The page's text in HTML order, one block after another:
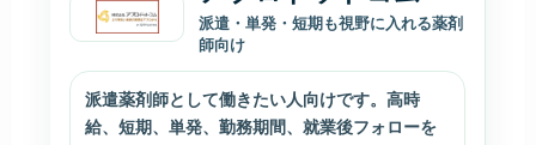
派遣・単発・短期も視野に入れる薬剤
師向け
派遣薬剤師として働きたい人向けです。高時
給、短期、単発、勤務期間、就業後フォローを